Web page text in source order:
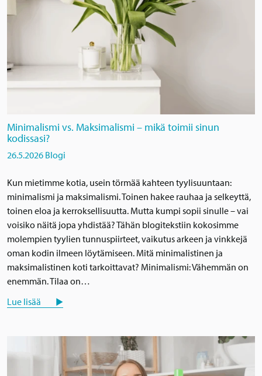
Minimalismi vs. Maksimalismi – mikä toimii sinun
kodissasi?
26.5.2026 Blogi
Kun mietimme kotia, usein törmää kahteen tyylisuuntaan:
minimalismi ja maksimalismi. Toinen hakee rauhaa ja selkeyttä,
toinen eloa ja kerroksellisuutta. Mutta kumpi sopii sinulle – vai
voisiko näitä jopa yhdistää? Tähän blogitekstiin kokosimme
molempien tyylien tunnuspiirteet, vaikutus arkeen ja vinkkejä
oman kodin ilmeen löytämiseen. Mitä minimalistinen ja
maksimalistinen koti tarkoittavat? Minimalismi: Vähemmän on
enemmän. Tilaa on…
Lue lisää